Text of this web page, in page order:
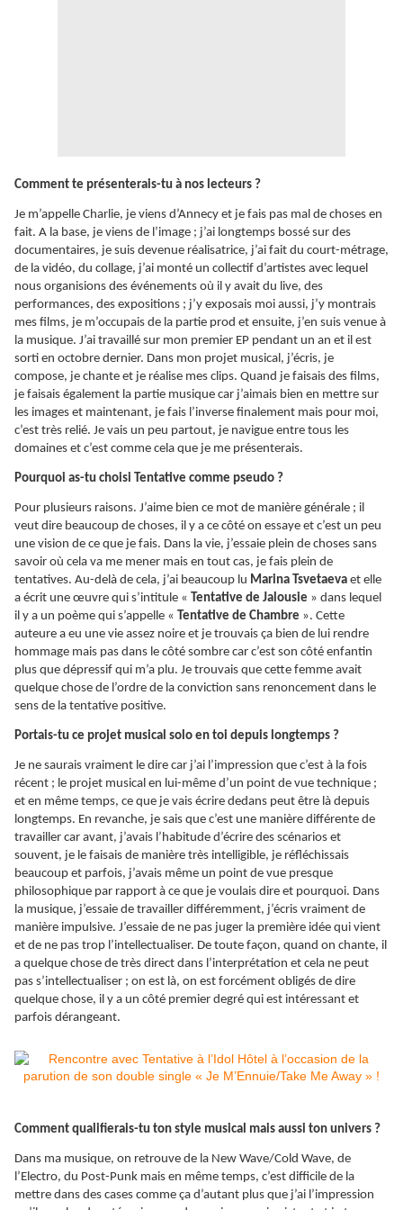
Comment te présenterais-tu à nos lecteurs ?
Je m’appelle Charlie, je viens d’Annecy et je fais pas mal de choses en
fait. A la base, je viens de l’image ; j’ai longtemps bossé sur des
documentaires, je suis devenue réalisatrice, j’ai fait du court-métrage,
de la vidéo, du collage, j’ai monté un collectif d’artistes avec lequel
nous organisions des événements où il y avait du live, des
performances, des expositions ; j’y exposais moi aussi, j’y montrais
mes films, je m’occupais de la partie prod et ensuite, j’en suis venue à
la musique. J’ai travaillé sur mon premier EP pendant un an et il est
sorti en octobre dernier. Dans mon projet musical, j’écris, je
compose, je chante et je réalise mes clips. Quand je faisais des films,
je faisais également la partie musique car j’aimais bien en mettre sur
les images et maintenant, je fais l’inverse finalement mais pour moi,
c’est très relié. Je vais un peu partout, je navigue entre tous les
domaines et c’est comme cela que je me présenterais.
Pourquoi as-tu choisi Tentative comme pseudo ?
Pour plusieurs raisons. J’aime bien ce mot de manière générale ; il
veut dire beaucoup de choses, il y a ce côté on essaye et c’est un peu
une vision de ce que je fais. Dans la vie, j’essaie plein de choses sans
savoir où cela va me mener mais en tout cas, je fais plein de
tentatives. Au-delà de cela, j’ai beaucoup lu Marina Tsvetaeva et elle
a écrit une œuvre qui s’intitule « Tentative de Jalousie » dans lequel
il y a un poème qui s’appelle « Tentative de Chambre ». Cette
auteure a eu une vie assez noire et je trouvais ça bien de lui rendre
hommage mais pas dans le côté sombre car c’est son côté enfantin
plus que dépressif qui m’a plu. Je trouvais que cette femme avait
quelque chose de l’ordre de la conviction sans renoncement dans le
sens de la tentative positive.
Portais-tu ce projet musical solo en toi depuis longtemps ?
Je ne saurais vraiment le dire car j’ai l’impression que c’est à la fois
récent ; le projet musical en lui-même d’un point de vue technique ;
et en même temps, ce que je vais écrire dedans peut être là depuis
longtemps. En revanche, je sais que c’est une manière différente de
travailler car avant, j’avais l’habitude d’écrire des scénarios et
souvent, je le faisais de manière très intelligible, je réfléchissais
beaucoup et parfois, j’avais même un point de vue presque
philosophique par rapport à ce que je voulais dire et pourquoi. Dans
la musique, j’essaie de travailler différemment, j’écris vraiment de
manière impulsive. J’essaie de ne pas juger la première idée qui vient
et de ne pas trop l’intellectualiser. De toute façon, quand on chante, il
a quelque chose de très direct dans l’interprétation et cela ne peut
pas s’intellectualiser ; on est là, on est forcément obligés de dire
quelque chose, il y a un côté premier degré qui est intéressant et
parfois dérangeant.
Comment qualifierais-tu ton style musical mais aussi ton univers ?
Dans ma musique, on retrouve de la New Wave/Cold Wave, de
l’Electro, du Post-Punk mais en même temps, c’est difficile de la
mettre dans des cases comme ça d’autant plus que j’ai l’impression